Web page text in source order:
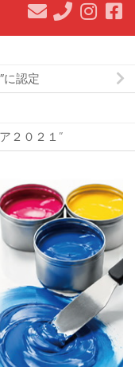
に認定
２０２１”